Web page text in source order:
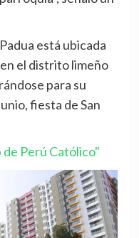
está ubicada
el distrito limeño
para su
fiesta de San
Perú Católico"